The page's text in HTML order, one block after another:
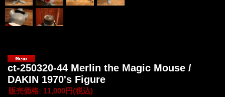
ct-250320-44 Merlin the Magic Mouse /
DAKIN 1970's Figure
販売価格: 11,000円(税込)